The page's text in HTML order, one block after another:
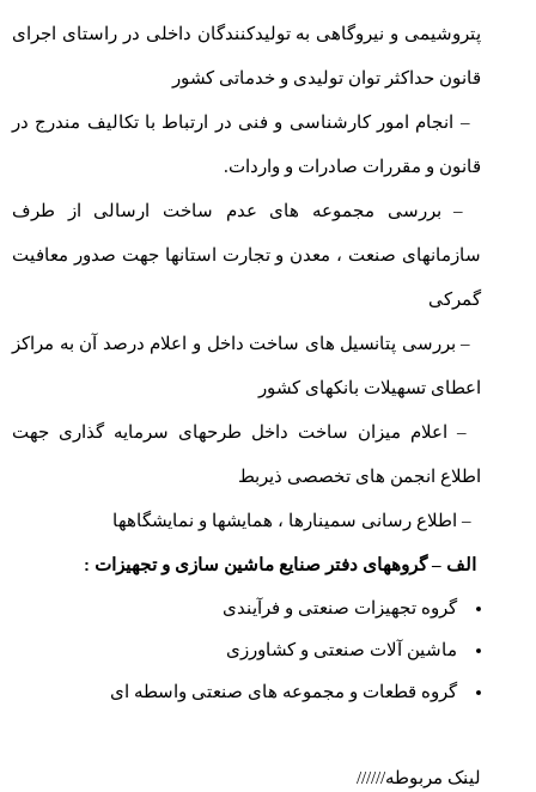
پتروشیمی و نیروگاهی به تولیدکنندگان داخلی در راستای اجرای
قانون حداکثر توان تولیدی و خدماتی کشور
– انجام امور کارشناسی و فنی در ارتباط با تکالیف مندرج در
قانون و مقررات صادرات و واردات.
– بررسی مجموعه های عدم ساخت ارسالی از طرف
سازمانهای صنعت ، معدن و تجارت استانها جهت صدور معافیت
گمرکی
– بررسی پتانسیل های ساخت داخل و اعلام درصد آن به مراکز
اعطای تسهیلات بانکهای کشور
– اعلام میزان ساخت داخل طرحهای سرمایه گذاری جهت
اطلاع انجمن های تخصصی ذیربط
– اطلاع رسانی سمینارها ، همایشها و نمایشگاهها
الف – گروههای دفتر صنایع ماشین سازی و تجهیزات :
گروه تجهیزات صنعتی و فرآیندی
ماشین آلات صنعتی و کشاورزی
گروه قطعات و مجموعه های صنعتی واسطه ای
لینک مربوطه//////